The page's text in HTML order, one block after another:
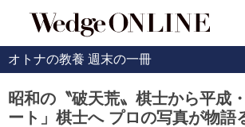
オトナの教養 週末の一冊
昭和の〝破天荒〟棋士から平成
ート」棋士へ プロの写真が物語